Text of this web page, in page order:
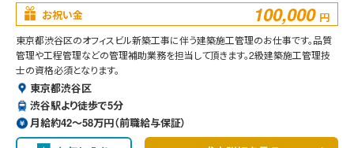
お祝い金 100,000 円
東京都渋谷区のオフィスビル新築工事に伴う建築施工管理のお仕事です。品質
管理や工程管理などの管理補助業務を担当して頂きます。2級建築施工管理技
士の資格必須となります。
東京都渋谷区
渋谷駅より徒歩で5分
月給約42〜58万円（前職給与保証）